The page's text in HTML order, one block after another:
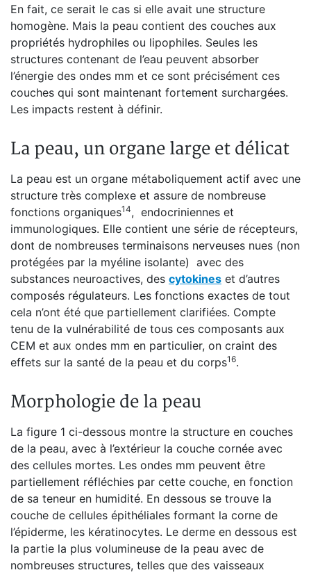
En fait, ce serait le cas si elle avait une structure
homogène. Mais la peau contient des couches aux
propriétés hydrophiles ou lipophiles. Seules les
structures contenant de l’eau peuvent absorber
l’énergie des ondes mm et ce sont précisément ces
couches qui sont maintenant fortement surchargées.
Les impacts restent à définir.
La peau, un organe large et délicat
La peau est un organe métaboliquement actif avec une
structure très complexe et assure de nombreuse
fonctions organiques14, endocriniennes et
immunologiques. Elle contient une série de récepteurs,
dont de nombreuses terminaisons nerveuses nues (non
protégées par la myéline isolante) avec des
substances neuroactives, des cytokines et d’autres
composés régulateurs. Les fonctions exactes de tout
cela n’ont été que partiellement clarifiées. Compte
tenu de la vulnérabilité de tous ces composants aux
CEM et aux ondes mm en particulier, on craint des
effets sur la santé de la peau et du corps16.
Morphologie de la peau
La figure 1 ci-dessous montre la structure en couches
de la peau, avec à l’extérieur la couche cornée avec
des cellules mortes. Les ondes mm peuvent être
partiellement réfléchies par cette couche, en fonction
de sa teneur en humidité. En dessous se trouve la
couche de cellules épithéliales formant la corne de
l’épiderme, les kératinocytes. Le derme en dessous est
la partie la plus volumineuse de la peau avec de
nombreuses structures, telles que des vaisseaux